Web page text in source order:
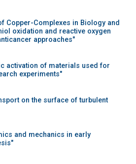
Copper-Complexes in Biology and
oxidation and reactive oxygen
approaches"
activation of materials used for
experiments"
on the surface of turbulent
and mechanics in early